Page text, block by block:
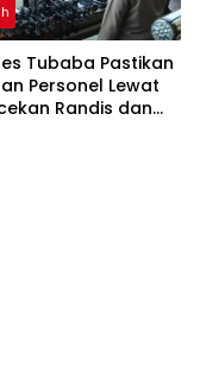
Tubaba Pastikan
Personel Lewat
Randis dan